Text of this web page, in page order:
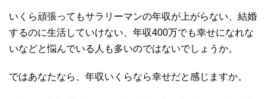
いくら頑張ってもサラリーマンの年収が上がらない、結婚
するのに生活していけない、年収400万でも幸せになれな
いなどと悩んでいる人も多いのではないでしょうか。
ではあなたなら、年収いくらなら幸せだと感じますか。